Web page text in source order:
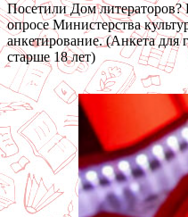
Посетили Дом
опросе Министерства
анкетирование. (Анкета для
старше 18 лет)